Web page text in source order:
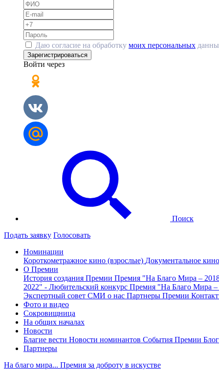
Даю согласие на обработку моих персональных
Зарегистрироваться
Войти через
Поиск
Подать заявку Голосовать
Номинации
Короткометражное кино (взрослые) Документальное
О Премии
История создания Премии Премия "На Благо Мира –
2022" - Любительский конкурс Премия "На Благо Мира
Экспертный совет СМИ о нас Партнеры Премии
Фото и видео
Сокровищница
На общих началах
Новости
Благие вести Новости номинантов События Премии
Партнеры
На благо мира... Премия за доброту в искустве